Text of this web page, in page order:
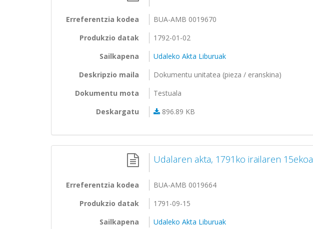
Erreferentzia kodea
BUA-AMB 0019670
Produkzio datak
1792-01-02
Sailkapena
Udaleko Akta Liburuak
Deskripzio maila
Dokumentu unitatea (pieza / eranskina)
Dokumentu mota
Testuala
Deskargatu
896.89 KB
Udalaren akta, 1791ko irailaren 15ekoa
Erreferentzia kodea
BUA-AMB 0019664
Produkzio datak
1791-09-15
Sailkapena
Udaleko Akta Liburuak